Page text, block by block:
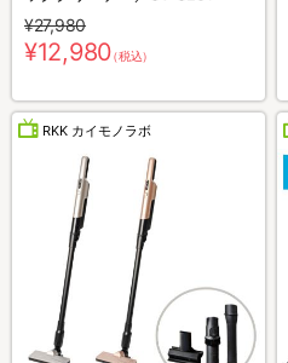
¥27,980
¥12,980（税込）
RKK カイモノラボ